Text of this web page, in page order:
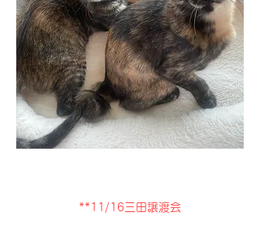
**11/16三田譲渡会